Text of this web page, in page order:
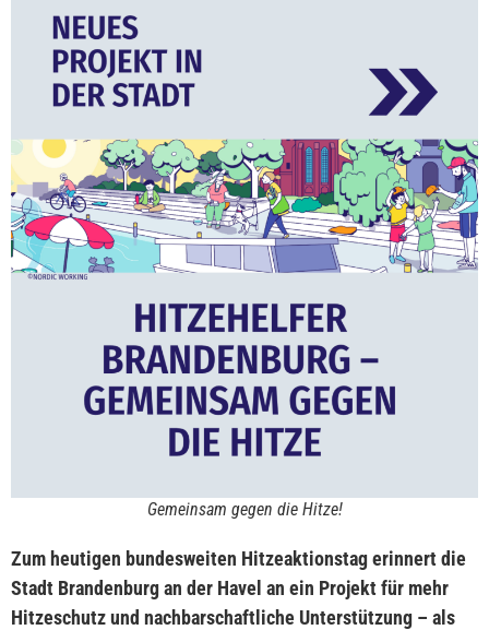
Gemeinsam gegen die Hitze!
Zum heutigen bundesweiten Hitzeaktionstag erinnert die
Stadt Brandenburg an der Havel an ein Projekt für mehr
Hitzeschutz und nachbarschaftliche Unterstützung – als